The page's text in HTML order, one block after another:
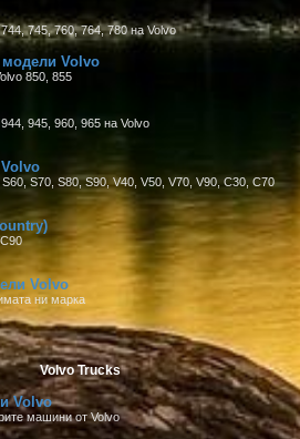
745, 760, 764, 780 на Volvo
модели Volvo
850, 855
945, 960, 965 на Volvo
S70, S80, S90, V40, V50, V70, V90, C30, C70
Volvo
ни марка
Volvo Trucks
Volvo
машини от Volvo